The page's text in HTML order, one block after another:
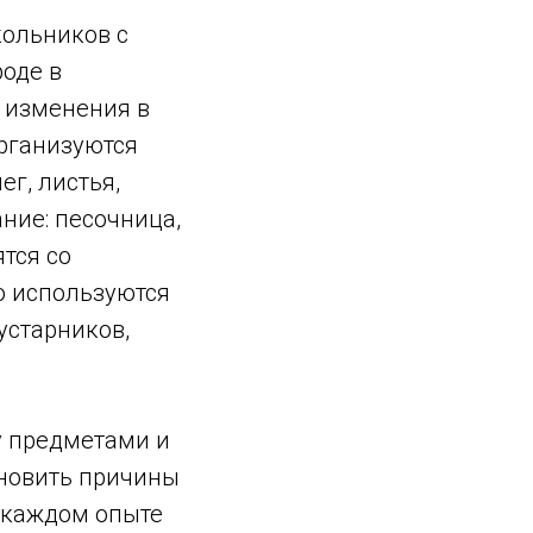
с
в
изменения в
листья,
песочница,
со
используются
предметами и
причины
опыте